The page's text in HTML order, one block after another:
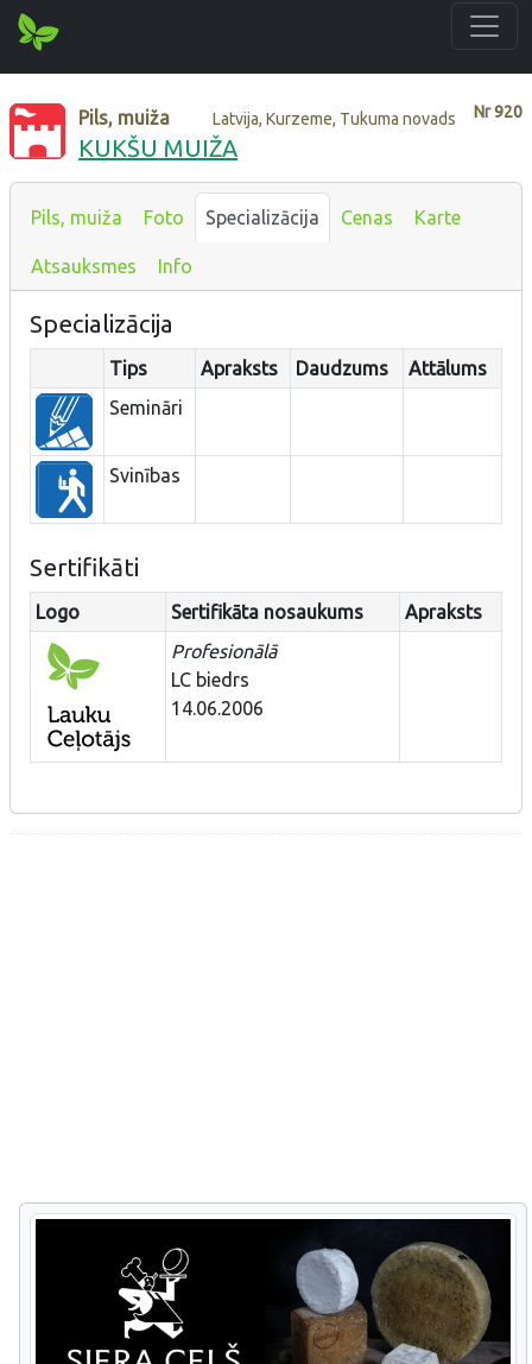
Nr920
Pils, muiža Latvija, Kurzeme, Tukuma novads
KUKŠU MUIŽA
Pils, muiža Foto Specializācija Cenas Karte
Atsauksmes Info
Specializācija
Tips Apraksts Daudzums
Attālums
Semināri
Svinības
Sertifikāti
Logo Sertifikāta nosaukums
Apraksts
Profesionālā
LC biedrs
14.06.2006